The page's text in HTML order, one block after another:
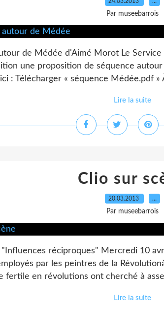
Par museebarrois
de Médée d'Aimé Morot Le
une proposition de séquence
: Télécharger « séquence Médée.pdf »
Lire la suite
Clio sur
20.03.2013 …
Par museebarrois
réciproques" Mercredi 10
par les peintres de la
fertile en révolutions ont cherché à
Lire la suite